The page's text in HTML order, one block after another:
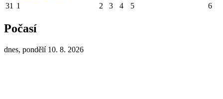
31 1 2 3 4 5 6
Počasí
dnes, pondělí 10. 8. 2026